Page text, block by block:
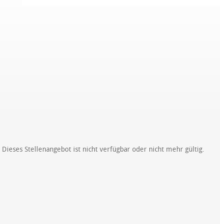
Dieses Stellenangebot ist nicht verfügbar oder nicht mehr gültig.